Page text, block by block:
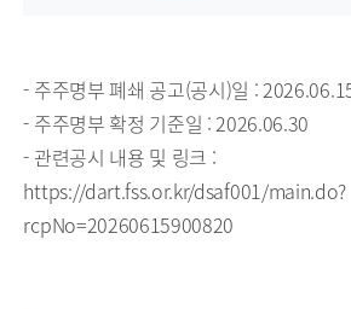
- 주주명부 폐쇄 공고(공시)일 :
- 주주명부 확정 기준일 : 2026.06.30
- 관련공시 내용 및 링크 :
https://dart.fss.or.kr/dsaf001/main.do?
rcpNo=20260615900820